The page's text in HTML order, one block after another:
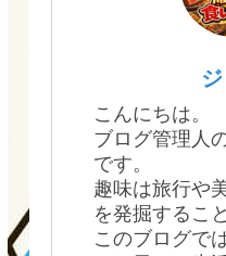
こんにちは。
ブログ管理人
です。
趣味は旅行や
を発掘するこ
このブログで